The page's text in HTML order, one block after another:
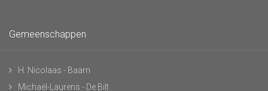
Gemeenschappen
H. Nicolaas - Baarn
Michaël-Laurens - De Bilt